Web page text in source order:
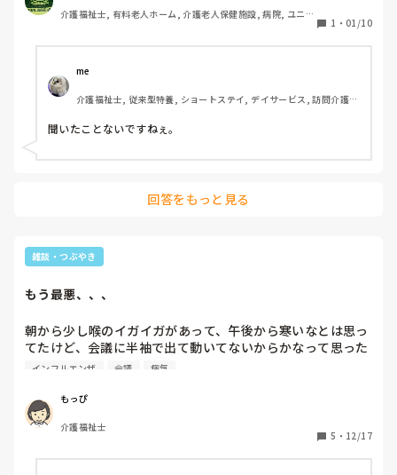
介護福祉士, 有料老人ホーム, 介護老人保健施設, 病院, ユニッ
1 ・ 01/10
me
介護福祉士, 従来型特養, ショートステイ, デイサービス, 訪問介護,
聞いたことないですねぇ。
回答をもっと見る
雑談・つぶやき
もう最悪、、、
朝から少し喉のイガイガがあって、午後から寒いなとは思っ
てたけど、会議に半袖で出て動いてないからかなって思った
けど、帰ってお風呂上がって熱測ってみたら39度。一応検査
ね...
顔面神経麻痺で1週間休んで、もしインフルだったらまた1週
間近く休まないといけない。職場に出す顔がないわ😭😭😭
そして、また親に色々言われるわ。日頃から運動しないから
インフルエンザ 会議 病気
もっぴ
介護福祉士
5 ・ 12/17